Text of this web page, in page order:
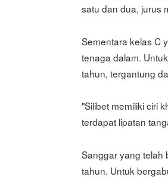
satu dan dua, jurus
Sementara kelas C
tenaga dalam.
tahun, tergantung
"Silibet memiliki ciri
terdapat lipatan
Sanggar yang telah
tahun. Untuk